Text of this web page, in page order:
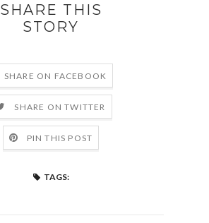
SHARE THIS
STORY
SHARE ON FACEBOOK
SHARE ON TWITTER
PIN THIS POST
TAGS: